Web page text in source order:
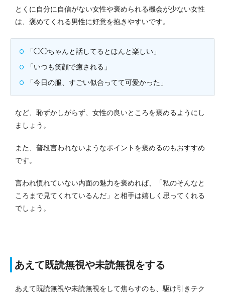
とくに自分に自信がない女性や褒められる機会が少ない女性
は、褒めてくれる男性に好意を抱きやすいです。
「◯◯ちゃんと話してるとほんと楽しい」
「いつも笑顔で癒される」
「今日の服、すごい似合ってて可愛かった」
など、恥ずかしがらず、女性の良いところを褒めるようにし
ましょう。
また、普段言われないようなポイントを褒めるのもおすすめ
です。
言われ慣れていない内面の魅力を褒めれば、「私のそんなと
ころまで見てくれているんだ」と相手は嬉しく思ってくれる
でしょう。
あえて既読無視や未読無視をする
あえて既読無視や未読無視をして焦らすのも、駆け引きテク